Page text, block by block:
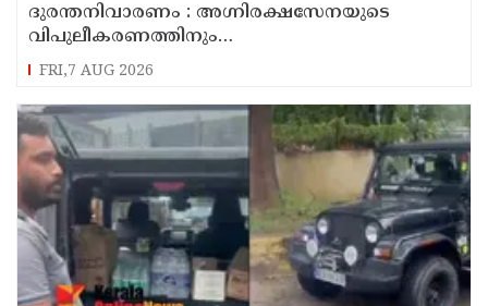
ദുരന്തനിവാരണം : അഗ്നിരക്ഷസേനയുടെ
വിപുലീകരണത്തിനും
ആധുനികവത്കരണത്തിനുമായി 64.21 കോടി
രൂപ കൂടി അനുവദിച്ചു
FRI,7 AUG 2026